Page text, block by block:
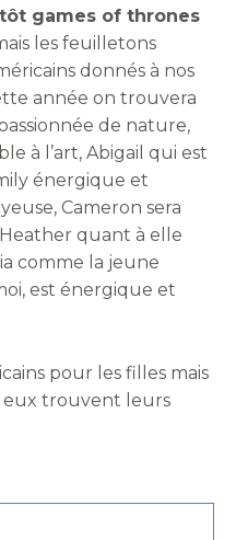
games of thrones
les feuilletons
donnés à nos
année on trouvera
de nature,
à l’art, Abigail qui est
énergique et
Cameron sera
quant à elle
comme la jeune
est énergique et
pour les filles mais
eux trouvent leurs